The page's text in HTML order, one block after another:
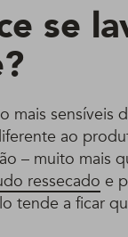
se
mais
ao
– muito mais
ressecado e
tende a ficar